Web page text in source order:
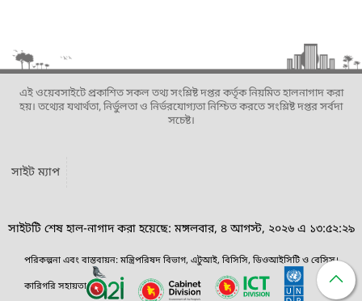
এই ওয়েবসাইটে প্রকাশিত সকল তথ্য সংশ্লিষ্ট দপ্তর কর্তৃক নিয়মিত হালনাগাদ করা
হয়। তথ্যের যথার্থতা, নির্ভুলতা ও নির্ভরযোগ্যতা নিশ্চিত করতে সংশ্লিষ্ট দপ্তর সর্বদা
সচেষ্ট।
সাইট ম্যাপ
সাইটটি শেষ হাল-নাগাদ করা হয়েছে: মঙ্গলবার, ৪ আগস্ট, ২০২৬ এ ১৩:৫২:২৯
পরিকল্পনা এবং বাস্তবায়ন: মন্ত্রিপরিষদ বিভাগ, এটুআই, বিসিসি, ডিওআইসিটি ও বেসিস।
কারিগরি সহায়তা